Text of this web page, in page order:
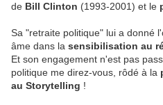
de Bill Clinton (1993-2001) et le
Sa "retraite politique" lui a donné
âme dans la sensibilisation au
Et son engagement n'est pas
politique me direz-vous, rôdé à la
au Storytelling !